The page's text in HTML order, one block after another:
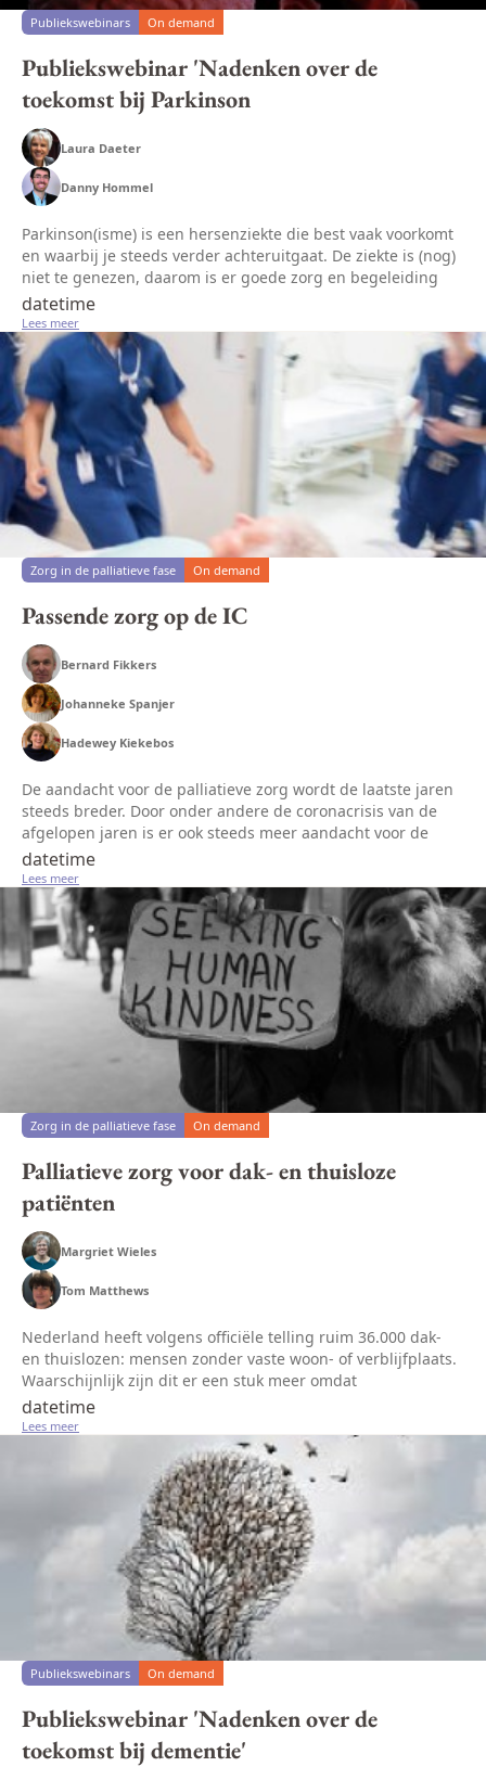
Publiekswebinars On demand
Publiekswebinar 'Nadenken over de
toekomst bij Parkinson
Laura Daeter
Danny Hommel
Parkinson(isme) is een hersenziekte die best vaak voorkomt
en waarbij je steeds verder achteruitgaat. De ziekte is (nog)
niet te genezen, daarom is er goede zorg en begeleiding
nodig door zorgverleners. Bekende lichamelijke klachten
zijn: t...
datetime
Lees meer
Zorg in de palliatieve fase On demand
Passende zorg op de IC
Bernard Fikkers
Johanneke Spanjer
Hadewey Kiekebos
De aandacht voor de palliatieve zorg wordt de laatste jaren
steeds breder. Door onder andere de coronacrisis van de
afgelopen jaren is er ook steeds meer aandacht voor de
palliatieve zorg op de Intensive Care. In de jaren
voorafgaand aan de...
datetime
Lees meer
Zorg in de palliatieve fase On demand
Palliatieve zorg voor dak- en thuisloze
patiënten
Margriet Wieles
Tom Matthews
Nederland heeft volgens officiële telling ruim 36.000 dak-
en thuislozen: mensen zonder vaste woon- of verblijfplaats.
Waarschijnlijk zijn dit er een stuk meer omdat
minderjarigen, personen boven de 65 jaar en mensen die
illegaal in Nederla...
datetime
Lees meer
Publiekswebinars On demand
Publiekswebinar 'Nadenken over de
toekomst bij dementie'